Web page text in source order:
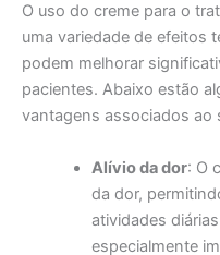
O uso do creme para o
uma variedade de efeitos
podem melhorar
pacientes. Abaixo estão
vantagens associados ao
Alívio da dor: O
da dor,
atividades
especialmente